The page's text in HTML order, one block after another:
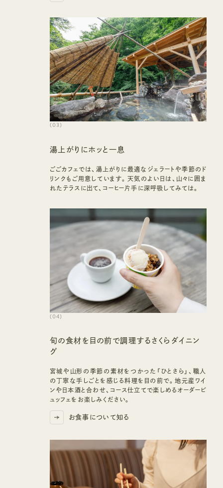
(03)
湯上がりにホッと一息
ごごカフェでは、湯上がりに最適なジェラートや季節のド
リンクもご用意しています。天気のよい日は、山々に囲ま
れたテラスに出て、コーヒー片手に深呼吸してみては。
(04)
旬の食材を目の前で調理するさくらダイニン
グ
宮城や山形の季節の素材をつかった「ひとさら」、職人
の丁寧な手しごとを感じる料理を目の前で。地元産ワイ
ンや日本酒と合わせ、コース仕立てで楽しめるオーダービ
ュッフェをお楽しみください。
お食事について知る